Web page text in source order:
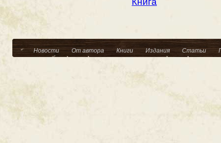
Новости От автора Книги Издания Статьи